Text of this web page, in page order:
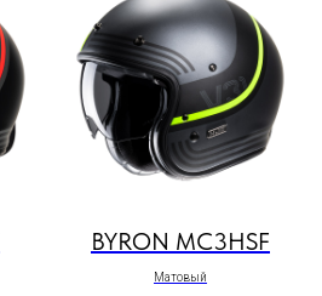
BYRON MC3HSF
Матовый